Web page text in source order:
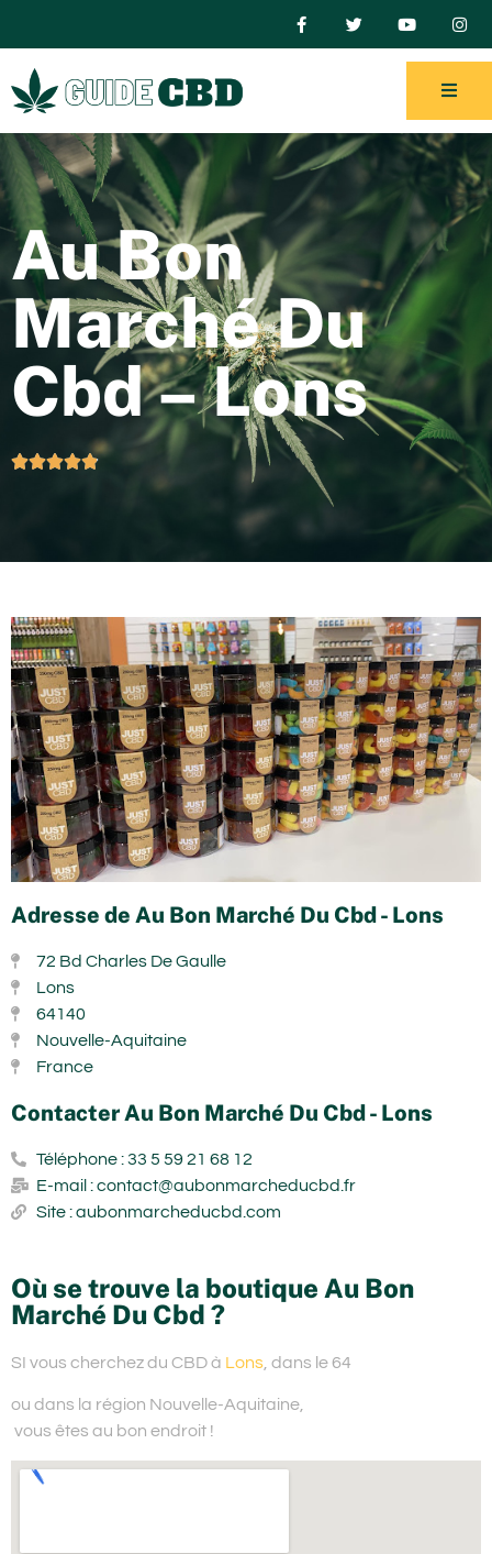
Au Bon
Marché Du
Cbd – Lons

Adresse de Au Bon Marché Du Cbd - Lons
72 Bd Charles De Gaulle
Lons
64140
Nouvelle-Aquitaine
France
Contacter Au Bon Marché Du Cbd - Lons
Téléphone : 33 5 59 21 68 12
E-mail : contact@aubonmarcheducbd.fr
Site : aubonmarcheducbd.com
Où se trouve la boutique Au Bon
Marché Du Cbd ?
SI vous cherchez du CBD à Lons , dans le 64
ou dans la région Nouvelle-Aquitaine,
vous êtes au bon endroit !